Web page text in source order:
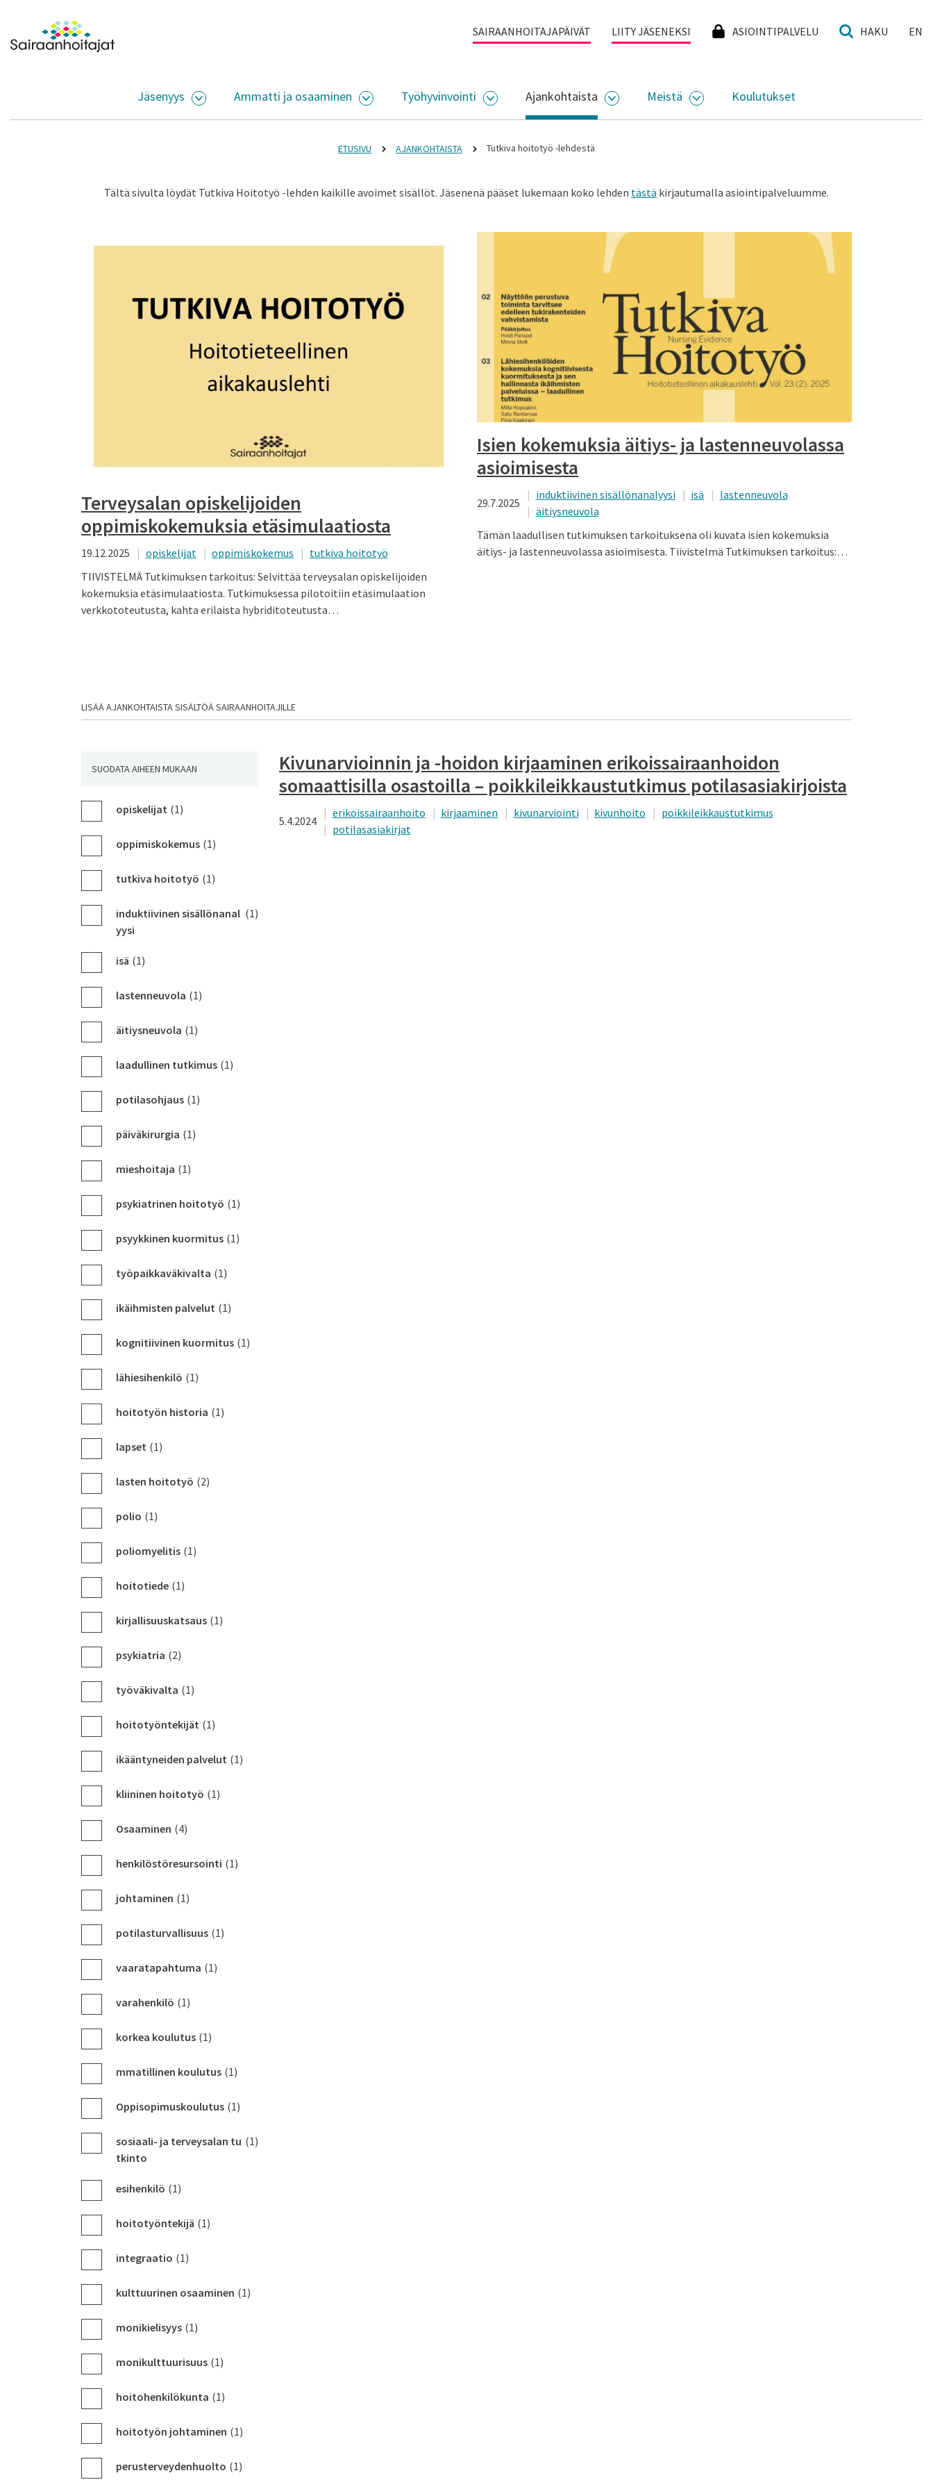
Siirry sisältöön
Etusivulle SAIRAANHOITAJAPÄIVÄT LIITY JÄSENEKSI ASIOINTIPALVELU HAKU EN
Jäsenyys
AVAA ALASIVUJEN VALIKKO
Ammatti ja osaaminen
AVAA ALASIVUJEN VALIKKO
Työhyvinvointi
AVAA ALASIVUJEN VALIKKO
Ajankohtaista
AVAA ALASIVUJEN VALIKKO
Meistä
AVAA ALASIVUJEN VALIKKO
Koulutukset
ETUSIVU AJANKOHTAISTA Tutkiva hoitotyö -lehdestä
Tältä sivulta löydät Tutkiva Hoitotyö -lehden kaikille avoimet sisällöt. Jäsenenä pääset lukemaan koko lehden tästä kirjautumalla asiointipalveluumme.
Terveysalan opiskelijoiden
oppimiskokemuksia etäsimulaatiosta
19.12.2025 opiskelijat oppimiskokemus
tutkiva hoitotyö
TIIVISTELMÄ Tutkimuksen tarkoitus: Selvittää terveysalan opiskelijoiden
kokemuksia etäsimulaatiosta. Tutkimuksessa pilotoitiin etäsimulaation
verkkototeutusta, kahta erilaista hybriditoteutusta…
Isien kokemuksia äitiys- ja lastenneuvolassa
asioimisesta
29.7.2025
induktiivinen sisällönanalyysi isä
lastenneuvola
äitiysneuvola
Tämän laadullisen tutkimuksen tarkoituksena oli kuvata isien kokemuksia
äitiys- ja lastenneuvolassa asioimisesta. Tiivistelmä Tutkimuksen tarkoitus:…
LISÄÄ AJANKOHTAISTA SISÄLTÖÄ SAIRAANHOITAJILLE
opiskelijat (1)
oppimiskokemus (1)
tutkiva hoitotyö (1)
induktiivinen sisällönanal
yysi
(1)
isä (1)
lastenneuvola (1)
äitiysneuvola (1)
laadullinen tutkimus (1)
potilasohjaus (1)
päiväkirurgia (1)
mieshoitaja (1)
psykiatrinen hoitotyö (1)
psyykkinen kuormitus (1)
työpaikkaväkivalta (1)
ikäihmisten palvelut (1)
kognitiivinen kuormitus (1)
lähiesihenkilö (1)
hoitotyön historia (1)
lapset (1)
lasten hoitotyö (2)
polio (1)
poliomyelitis (1)
hoitotiede (1)
kirjallisuuskatsaus (1)
psykiatria (2)
työväkivalta (1)
hoitotyöntekijät (1)
ikääntyneiden palvelut (1)
kliininen hoitotyö (1)
Osaaminen (4)
henkilöstöresursointi (1)
johtaminen (1)
potilasturvallisuus (1)
vaaratapahtuma (1)
varahenkilö (1)
korkea koulutus (1)
mmatillinen koulutus (1)
Oppisopimuskoulutus (1)
sosiaali- ja terveysalan tu
tkinto
(1)
esihenkilö (1)
hoitotyöntekijä (1)
integraatio (1)
kulttuurinen osaaminen (1)
monikielisyys (1)
monikulttuurisuus (1)
hoitohenkilökunta (1)
hoitotyön johtaminen (1)
perusterveydenhuolto (1)
SUODATA AIHEEN MUKAAN
Kivunarvioinnin ja -hoidon kirjaaminen erikoissairaanhoidon
somaattisilla osastoilla – poikkileikkaustutkimus potilasasiakirjoista
5.4.2024
erikoissairaanhoito kirjaaminen kivunarviointi kivunhoito
poikkileikkaustutkimus
potilasasiakirjat